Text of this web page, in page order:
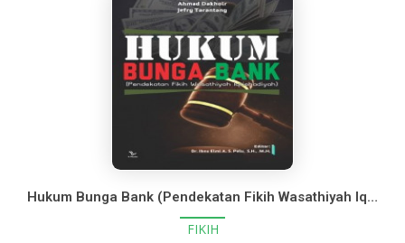
Hukum Bunga Bank (Pendekatan Fikih Wasathiyah Iqtishadiyah)
FIKIH